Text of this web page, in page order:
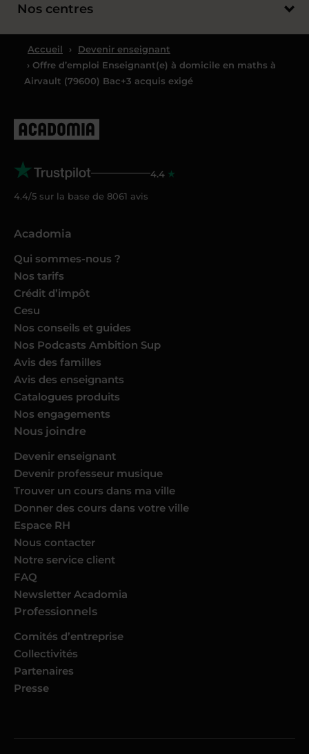
Nos centres
Accueil ›
Devenir enseignant
› Offre d’emploi Enseignant(e) à domicile en maths à
Airvault (79600) Bac+3 acquis exigé
4.4
4.4/5 sur la base de 8061 avis
Acadomia
Qui sommes-nous ?
Nos tarifs
Crédit d’impôt
Cesu
Nos conseils et guides
Nos Podcasts Ambition Sup
Avis des familles
Avis des enseignants
Catalogues produits
Nos engagements
Nous joindre
Devenir enseignant
Devenir professeur musique
Trouver un cours dans ma ville
Donner des cours dans votre ville
Espace RH
Nous contacter
Notre service client
FAQ
Newsletter Acadomia
Professionnels
Comités d’entreprise
Collectivités
Partenaires
Presse